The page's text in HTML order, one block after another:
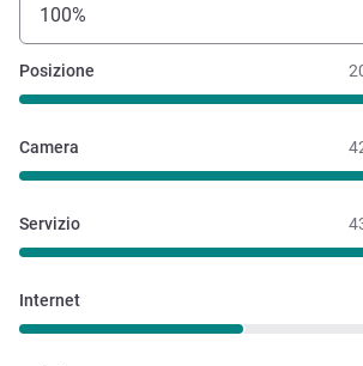
100%
Posizione
Camera
Servizio
Internet